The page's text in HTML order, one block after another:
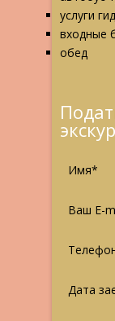
услуги
входные
обед
Имя*
Ваш E-
Дата